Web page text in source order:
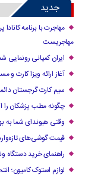
جدید
مهاجرت با برنامه
مهاجریست
ایران کمپانی رونمایی
آغاز ارائه ویزا کارت و
سیم کارت گرجستان
چگونه مطب پزشکان را
وقتی هیوندای شما به
قیمت گوشی‌های
راهنمای خرید دستگاه
لوازم استوک کامیون؛